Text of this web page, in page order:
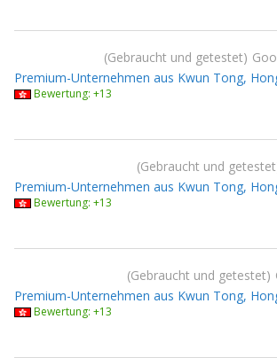
Gebraucht und getestet
Premium-Unternehmen aus Kwun Tong,
Bewertung: +13
Gebraucht und getestet
Premium-Unternehmen aus Kwun Tong,
Bewertung: +13
Gebraucht und getestet
Premium-Unternehmen aus Kwun Tong,
Bewertung: +13